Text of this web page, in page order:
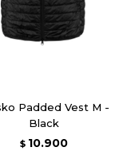
Padded Vest M -
Black
$ 10.900